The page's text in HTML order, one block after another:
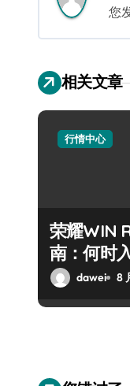
您
相关文章
行情中心
荣耀WIN
南：何时
dawei 8